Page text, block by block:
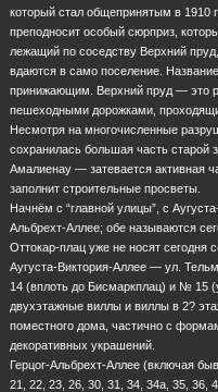
который стал общепринятым в
преподносит особый сюрприз,
лежащий по соседству Верхний
вдаются в само поселение.
принижающим. Верхний пруд — это
пешеходными дорожками,
Несмотря на многочисленные
сохранилась большая часть старой
Амалиенау — затевается активная
заполнит строительные просветы.
Начнём с “главной улицы”, с
Альбрехт-Аллее; обе называются
Оттокар-плац уже не носят сегодня
Аугуста-Виктория-Аллее — ул.
14 (вплоть до Бисмаркплац) и № 15
двухэтажные виллы и виллы в 2?
поместного дома, частично с
декоративных украшений.
Герцог-Альбрехт-Аллее (включая
21, 22, 23, 26, 30, 31, 34, 34a, 35, 36,